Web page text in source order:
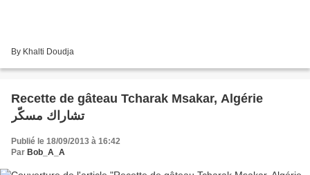
By Khalti Doudja
Recette de gâteau Tcharak Msakar, Algérie
تشاراك مسكّر
Publié le 18/09/2013 à 16:42
Par Bob_A_A